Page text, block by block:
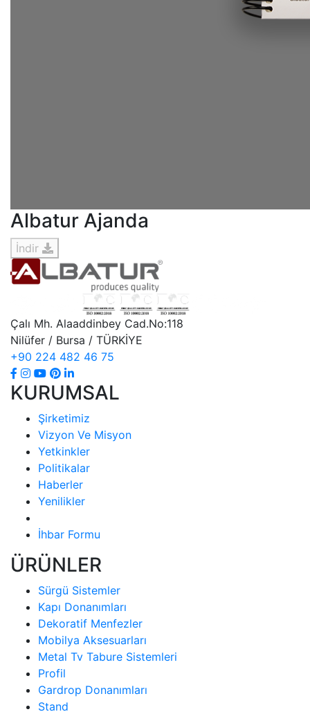
Albatur Ajanda
İndir
Çalı Mh. Alaaddinbey Cad.No:118
Nilüfer / Bursa / TÜRKİYE
+90 224 482 46 75
KURUMSAL
Şirketimiz
Vizyon Ve Misyon
Yetkinkler
Politikalar
Haberler
Yenilikler
İhbar Formu
ÜRÜNLER
Sürgü Sistemler
Kapı Donanımları
Dekoratif Menfezler
Mobilya Aksesuarları
Metal Tv Tabure Sistemleri
Profil
Gardrop Donanımları
Stand